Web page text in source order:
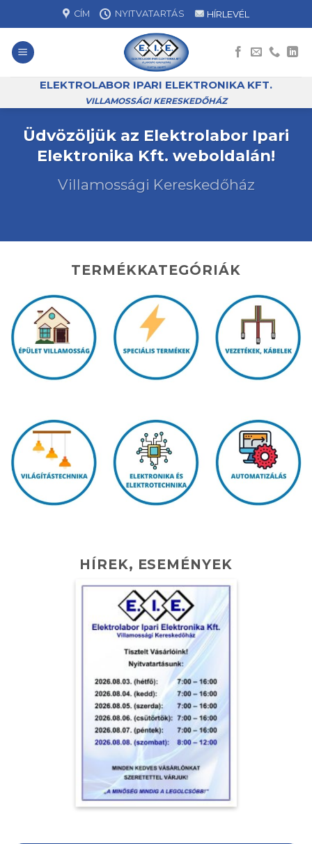
to
content
CÍM NYITVATARTÁS HÍRLEVÉL
ELEKTROLABOR IPARI ELEKTRONIKA KFT.
VILLAMOSSÁGI KERESKEDŐHÁZ
Üdvözöljük az Elektrolabor Ipari
Elektronika Kft. weboldalán!
Villamossági Kereskedőház
TERMÉKKATEGÓRIÁK
HÍREK, ESEMÉNYEK